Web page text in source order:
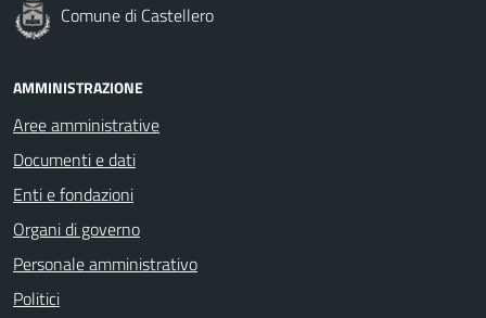
Comune di Castellero
AMMINISTRAZIONE
Aree amministrative
Documenti e dati
Enti e fondazioni
Organi di governo
Personale amministrativo
Politici